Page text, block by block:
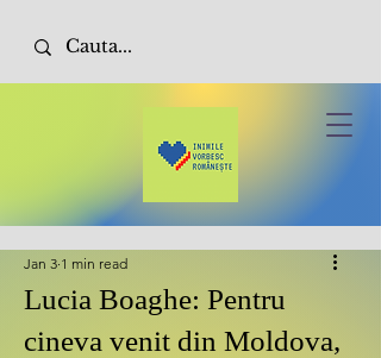
Lucia Boaghe: Pentru
cineva venit din Moldova,
Jan 3 1 min read